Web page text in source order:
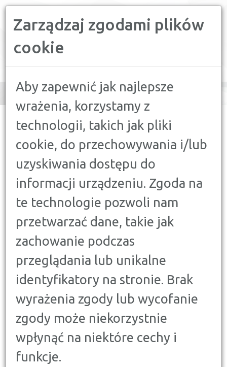
Zarządzaj zgodami plików
cookie
Aby zapewnić jak najlepsze
wrażenia, korzystamy z
technologii, takich jak pliki
cookie, do przechowywania i/lub
uzyskiwania dostępu do
informacji urządzeniu. Zgoda na
te technologie pozwoli nam
przetwarzać dane, takie jak
zachowanie podczas
przeglądania lub unikalne
identyfikatory na stronie. Brak
wyrażenia zgody lub wycofanie
zgody może niekorzystnie
wpłynąć na niektóre cechy i
funkcje.
navigation
RANKING PAKIETÓW OC I AC
FINANSE A MOTORYZACJA
RANKING PAKIETÓW OC I AC
26 KWIETNIA 2025
Ranking ubezpieczeń OC i AC na kwiecień 2025
Poniżej prezentujemy aktualny ranking pakietów OC i
AC z Assistance, przygotowany na kwiecień 2025.
Zestawienie obejmuje 10 najatrakcyjniejszych ofert
ubezpieczeniowych w Polsce, z uwzględnieniem
kluczowych parametrów, zakresu ochrony oraz
dodatkowymi korzyściami.